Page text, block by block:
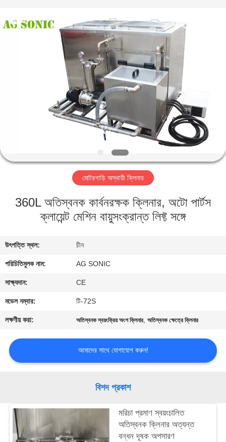
আমাদের
মান
নিয়ন্ত্রণ
যোগাযোগ
খবর
জন্য
আবেদন
limited.
All
মোটরগাড়ি অস্থায়ী ক্লিনার
360L অতিস্বনক কার্বনরক্ষক ক্লিনার, অটো পার্টস
ক্লায়েন্ট মেশিন বায়ুসংক্রান্ত লিফ্ট সঙ্গে
উৎপত্তি স্থল: চীন
পরিচিতিমুলক নাম: AG SONIC
সাক্ষ্যদান: CE
মডেল নম্বার: টি-72S
লক্ষণীয় করা: অতিস্বনক স্বয়ংক্রিয় অংশ ক্লিনার,অতিস্বনক ক্ষেত্রে ক্লিনার
আমাদের সাথে যোগাযোগ করুন!
বিশদ প্রকাশ
মরিচা প্রমাণ স্বয়ংচালিত
অতিস্বনক ক্লিনার অত্যন্ত
বন্ধন দূষক অপসারণ